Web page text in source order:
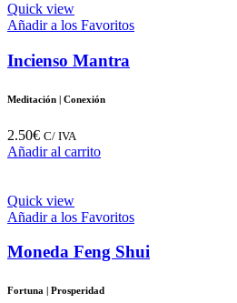
Quick view
Añadir a los Favoritos
Incienso Mantra
Meditación | Conexión
2.50€ C/ IVA
Añadir al carrito
Quick view
Añadir a los Favoritos
Moneda Feng Shui
Fortuna | Prosperidad